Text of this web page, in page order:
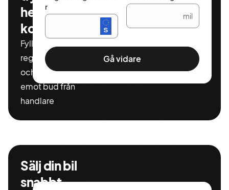
helt
kostnadsfritt
Fyll i ditt
registeringnummer
och miltal för att ta
emot bud från
handlare
r
mil
Gå vidare
Sälj din bil
snabbt,